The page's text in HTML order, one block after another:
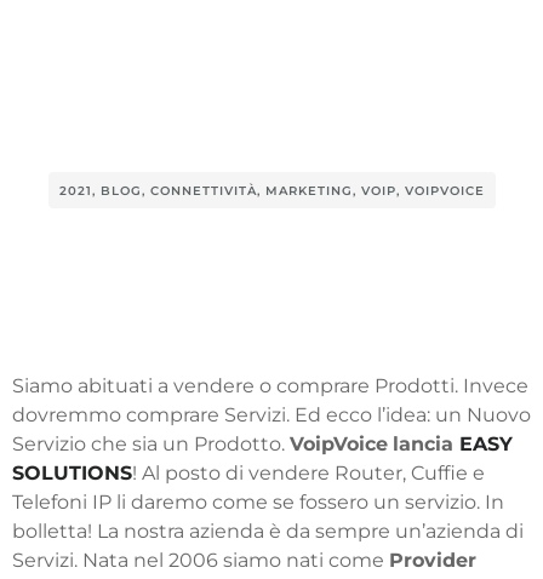
2021, BLOG, CONNETTIVITÀ, MARKETING, VOIP, VOIPVOICE
Siamo abituati a vendere o comprare Prodotti. Invece
dovremmo comprare Servizi. Ed ecco l’idea: un Nuovo
Servizio che sia un Prodotto. VoipVoice lancia EASY
SOLUTIONS! Al posto di vendere Router, Cuffie e
Telefoni IP li daremo come se fossero un servizio. In
bolletta! La nostra azienda è da sempre un’azienda di
Servizi. Nata nel 2006 siamo nati come Provider